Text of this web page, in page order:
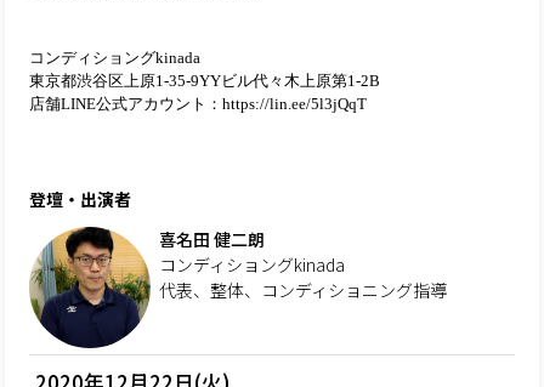
コンディショングkinada
東京都渋谷区上原1-35-9YYビル代々木上原第1-2B
店舗LINE公式アカウント：https://lin.ee/5l3jQqT
登壇・出演者
喜名田 健二朗
コンディショングkinada
代表、整体、コンディショニング指導